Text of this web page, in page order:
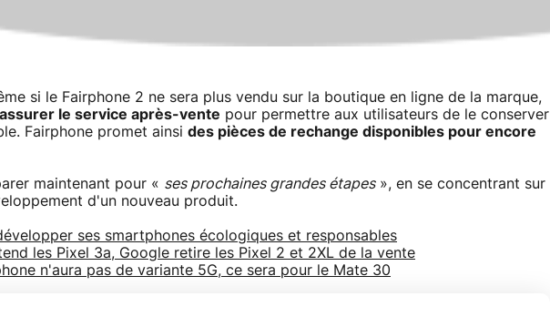
si le Fairphone 2 ne sera plus vendu sur la boutique en ligne de la marque,
le service après-vente pour permettre aux utilisateurs de le conserver
Fairphone promet ainsi des pièces de rechange disponibles pour encore
maintenant pour « ses prochaines grandes étapes», en se concentrant sur
d'un nouveau produit.
ses smartphones écologiques et responsables
les Pixel 3a, Google retire les Pixel 2 et 2XL de la vente
n'aura pas de variante 5G, ce sera pour le Mate 30